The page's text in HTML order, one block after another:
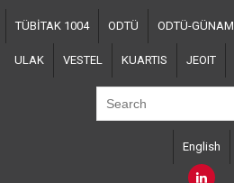
Skip
main
content
TÜBİTAK 1004 ODTÜ ODTÜ-GÜNAM
ULAK VESTEL KUARTIS JEOIT
English